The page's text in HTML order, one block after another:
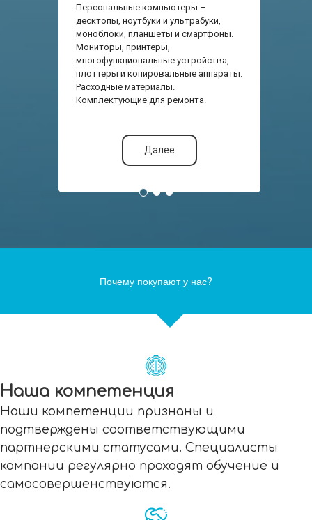
Персональные компьютеры –
десктопы, ноутбуки и ультрабуки,
моноблоки, планшеты и смартфоны.
Мониторы, принтеры,
многофункциональные устройства,
плоттеры и копировальные аппараты.
Расходные материалы.
Комплектующие для ремонта.
Далее
Почему покупают у нас?
Наша компетенция
Наши компетенции признаны и
подтверждены соответствующими
партнерскими статусами. Специалисты
компании регулярно проходят обучение и
самосовершенствуются.